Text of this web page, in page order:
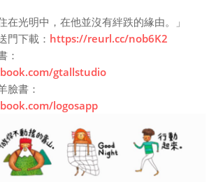
在光明中，在他並沒有絆跌的緣由。」
門下載： https://reurl.cc/nob6K2
：
gtallstudio
臉書：
logosapp